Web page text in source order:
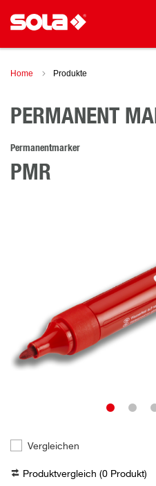
Home Produkte
PERMANENT
Permanentmarker
PMR
Vergleichen
Produktvergleich (0 Produkt)